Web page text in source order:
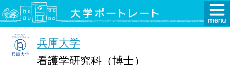
兵庫大学
看護学研究科（博士）